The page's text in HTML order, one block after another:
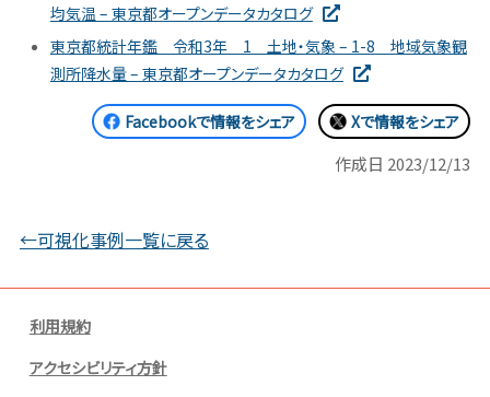
均気温 – 東京都オープンデータカタログ
東京都統計年鑑 令和3年 1 土地・気象 – 1-8 地域気象観
測所降水量 – 東京都オープンデータカタログ
作成日 2023/12/13
Facebookで情報をシェア Xで情報をシェア
←可視化事例一覧に戻る
利用規約
アクセシビリティ方針